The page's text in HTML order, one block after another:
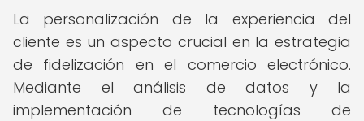
La personalización de la experiencia del
cliente es un aspecto crucial en la estrategia
de fidelización en el comercio electrónico.
Mediante el análisis de datos y la
implementación de tecnologías de